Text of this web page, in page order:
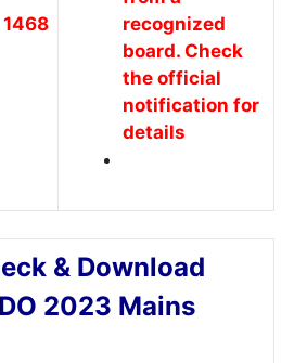
1468
recognized
board. Check
the official
notification for
details
& Download
2023 Mains